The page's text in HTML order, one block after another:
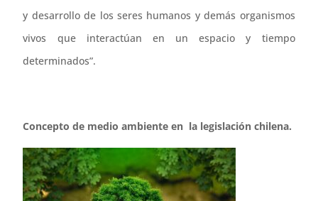
y desarrollo de los seres humanos y demás organismos
vivos que interactúan en un espacio y tiempo
determinados”.
Concepto de medio ambiente en la legislación chilena.